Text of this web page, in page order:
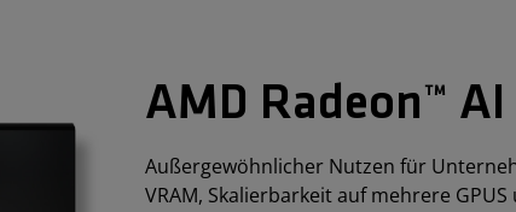
AMD Radeon™ AI
Außergewöhnlicher Nutzen für
VRAM, Skalierbarkeit auf mehrere